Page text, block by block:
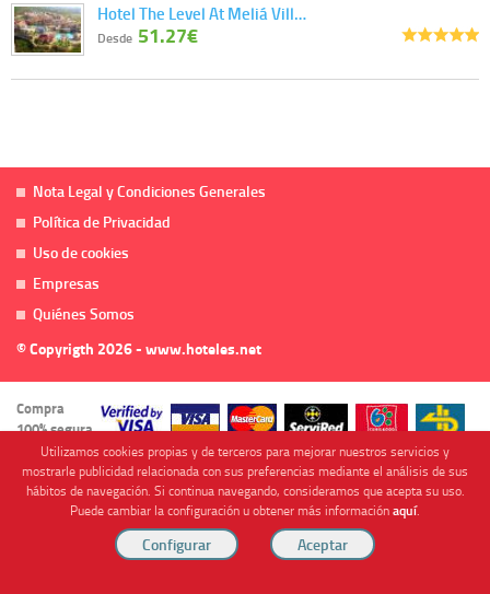
Hotel The Level At Meliá Vill…
Desde 51.27€
Nota Legal y Condiciones Generales
Política de Privacidad
Uso de cookies
Empresas
Quiénes Somos
© Copyrigth 2026 - www.hoteles.net
Compra
100% segura
Cofinanciado por
Utilizamos cookies propias y de terceros para mejorar nuestros servicios y
mostrarle publicidad relacionada con sus preferencias mediante el análisis de sus
hábitos de navegación. Si continua navegando, consideramos que acepta su uso.
Puede cambiar la configuración u obtener más informaciónaquí.